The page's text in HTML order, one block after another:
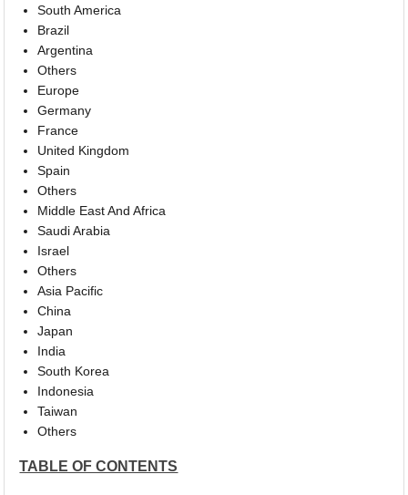
South America
Brazil
Argentina
Others
Europe
Germany
France
United Kingdom
Spain
Others
Middle East And Africa
Saudi Arabia
Israel
Others
Asia Pacific
China
Japan
India
South Korea
Indonesia
Taiwan
Others
TABLE OF CONTENTS